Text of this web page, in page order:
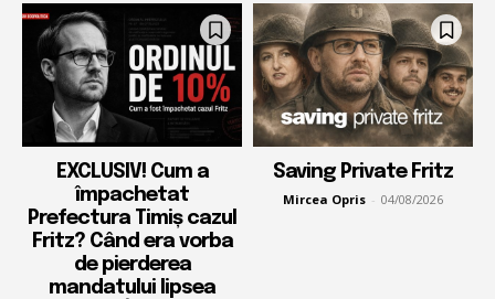
EXCLUSIV! Cum a
împachetat
Prefectura Timiș cazul
Fritz? Când era vorba
de pierderea
mandatului lipsea
Saving Private Fritz
Mircea Opris - 04/08/2026